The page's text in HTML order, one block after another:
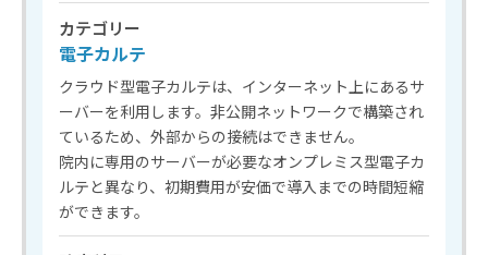
カテゴリー
電子カルテ
クラウド型電子カルテは、インターネット上にあるサ
ーバーを利用します。非公開ネットワークで構築され
ているため、外部からの接続はできません。
院内に専用のサーバーが必要なオンプレミス型電子カ
ルテと異なり、初期費用が安価で導入までの時間短縮
ができます。